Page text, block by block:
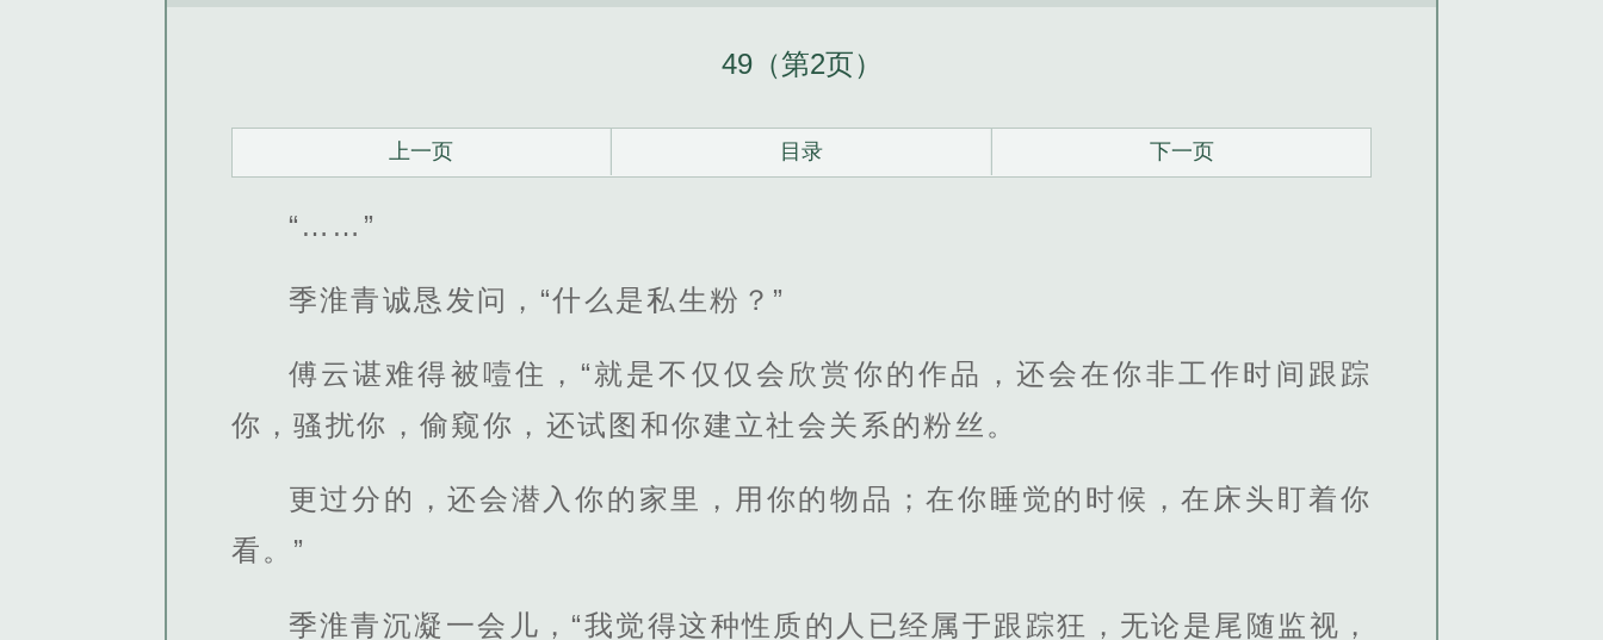
49（第2页）
上一页 目录 下一页
“……”
季淮青诚恳发问，“什么是私生粉？”
傅云谌难得被噎住，“就是不仅仅会欣赏你的作品，还会在你非工作时间跟踪
你，骚扰你，偷窥你，还试图和你建立社会关系的粉丝。
更过分的，还会潜入你的家里，用你的物品；在你睡觉的时候，在床头盯着你
看。”
季淮青沉凝一会儿，“我觉得这种性质的人已经属于跟踪狂，无论是尾随监视，